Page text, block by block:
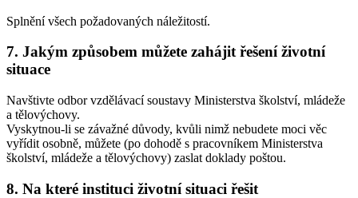
Splnění všech požadovaných náležitostí.
7. Jakým způsobem můžete zahájit řešení životní
situace
Navštivte odbor vzdělávací soustavy Ministerstva školství, mládeže
a tělovýchovy.
Vyskytnou-li se závažné důvody, kvůli nimž nebudete moci věc
vyřídit osobně, můžete (po dohodě s pracovníkem Ministerstva
školství, mládeže a tělovýchovy) zaslat doklady poštou.
8. Na které instituci životní situaci řešit